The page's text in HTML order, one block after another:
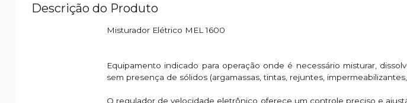
Descrição do Produto
Misturador Elétrico MEL 1600
Equipamento indicado para operação onde é necessário misturar,
sem presença de sólidos (argamassas, tintas, rejuntes,
O regulador de velocidade eletrônico oferece um controle preciso e